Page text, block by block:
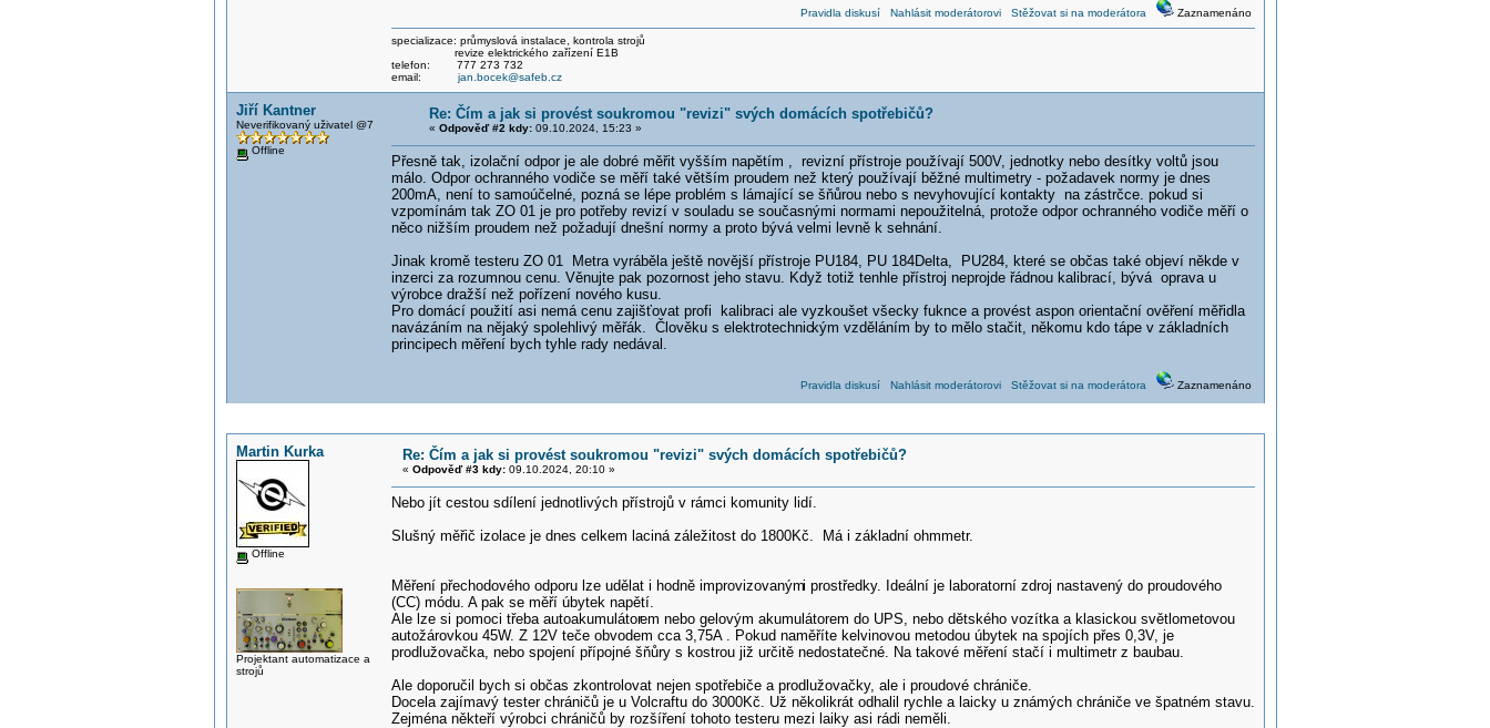
Pravidla diskusí Nahlásit moderátorovi Stěžovat si na moderátora Zaznamenáno
specializace: průmyslová instalace, kontrola strojů
revize elektrického zařízení E1B
telefon: 777 273 732
email: jan.bocek@safeb.cz
Jiří Kantner
Neverifikovaný uživatel @7
Offline
Re: Čím a jak si provést soukromou "revizi" svých domácích spotřebičů?
« Odpověď #2 kdy:09.10.2024, 15:23 »
Přesně tak, izolační odpor je ale dobré měřit vyšším napětím , revizní přístroje používají 500V, jednotky nebo desítky voltů jsou
málo. Odpor ochranného vodiče se měří také větším proudem než který používají běžné multimetry - požadavek normy je dnes
200mA, není to samoúčelné, pozná se lépe problém s lámající se šňůrou nebo s nevyhovující kontakty na zástrčce. pokud si
vzpomínám tak ZO 01 je pro potřeby revizí v souladu se současnými normami nepoužitelná, protože odpor ochranného vodiče měří o
něco nižším proudem než požadují dnešní normy a proto bývá velmi levně k sehnání.
Jinak kromě testeru ZO 01 Metra vyráběla ještě novější přístroje PU184, PU 184Delta, PU284, které se občas také objeví někde v
inzerci za rozumnou cenu. Věnujte pak pozornost jeho stavu. Když totiž tenhle přístroj neprojde řádnou kalibrací, bývá oprava u
výrobce dražší než pořízení nového kusu.
Pro domácí použití asi nemá cenu zajišťovat profi kalibraci ale vyzkoušet všecky fuknce a provést aspon orientační ověření měřidla
navázáním na nějaký spolehlivý měřák. Člověku s elektrotechnickým vzděláním by to mělo stačit, někomu kdo tápe v základních
principech měření bych tyhle rady nedával.
Pravidla diskusí Nahlásit moderátorovi Stěžovat si na moderátora Zaznamenáno
Martin Kurka
Offline
Projektant automatizace a
strojů
Re: Čím a jak si provést soukromou "revizi" svých domácích spotřebičů?
« Odpověď #3 kdy:09.10.2024, 20:10 »
Nebo jít cestou sdílení jednotlivých přístrojů v rámci komunity lidí.
Slušný měřič izolace je dnes celkem laciná záležitost do 1800Kč. Má i základní ohmmetr.
Měření přechodového odporu lze udělat i hodně improvizovanými prostředky. Ideální je laboratorní zdroj nastavený do proudového
(CC) módu. A pak se měří úbytek napětí.
Ale lze si pomoci třeba autoakumulátorem nebo gelovým akumulátorem do UPS, nebo dětského vozítka a klasickou světlometovou
autožárovkou 45W. Z 12V teče obvodem cca 3,75A . Pokud naměříte kelvinovou metodou úbytek na spojích přes 0,3V, je
prodlužovačka, nebo spojení přípojné šňůry s kostrou již určitě nedostatečné. Na takové měření stačí i multimetr z baubau.
Ale doporučil bych si občas zkontrolovat nejen spotřebiče a prodlužovačky, ale i proudové chrániče.
Docela zajímavý tester chráničů je u Volcraftu do 3000Kč. Už několikrát odhalil rychle a laicky u známých chrániče ve špatném stavu.
Zejména někteří výrobci chráničů by rozšíření tohoto testeru mezi laiky asi rádi neměli.